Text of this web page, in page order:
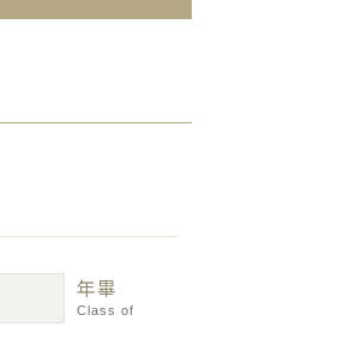
年畢
Class of